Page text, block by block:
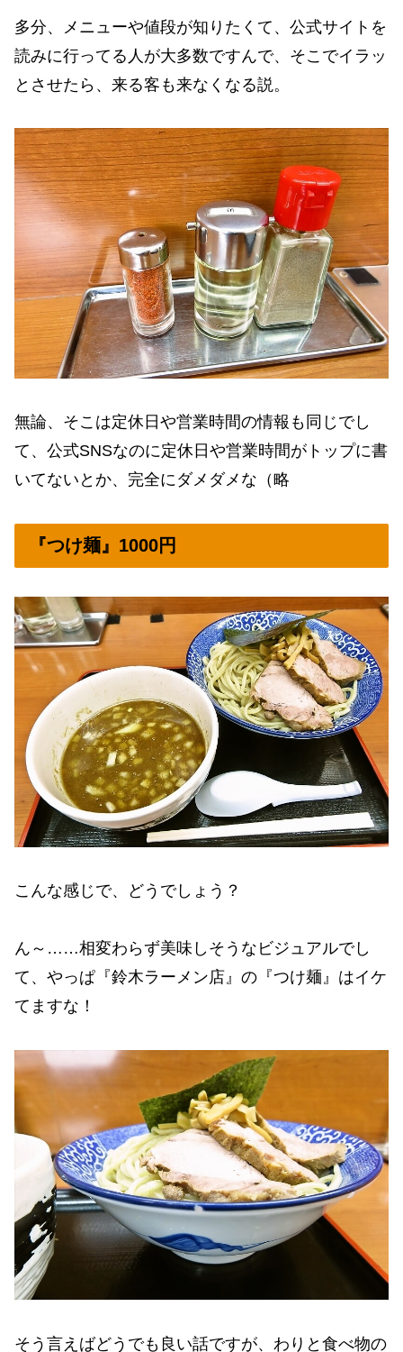
多分、メニューや値段が知りたくて、公式サイトを
読みに行ってる人が大多数ですんで、そこでイラッ
とさせたら、来る客も来なくなる説。
無論、そこは定休日や営業時間の情報も同じでし
て、公式SNSなのに定休日や営業時間がトップに書
いてないとか、完全にダメダメな（略
『つけ麺』1000円
こんな感じで、どうでしょう？
ん～……相変わらず美味しそうなビジュアルでし
て、やっぱ『鈴木ラーメン店』の『つけ麺』はイケ
てますな！
そう言えばどうでも良い話ですが、わりと食べ物の